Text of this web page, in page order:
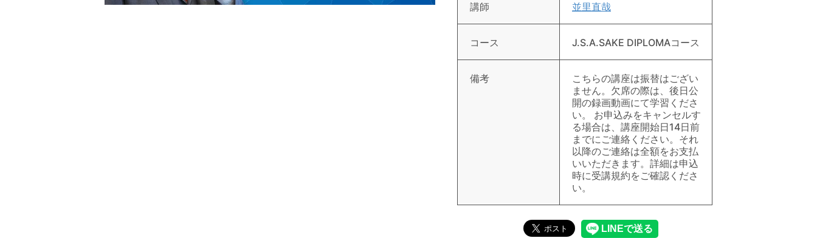
講師 並里直哉
コース J.S.A.SAKE DIPLOMAコース
備考
こちらの講座は振替はござい
ません。欠席の際は、後日公
開の録画動画にて学習くださ
い。 お申込みをキャンセルす
る場合は、講座開始日14日前
までにご連絡ください。それ
以降のご連絡は全額をお支払
いいただきます。詳細は申込
時に受講規約をご確認くださ
い。